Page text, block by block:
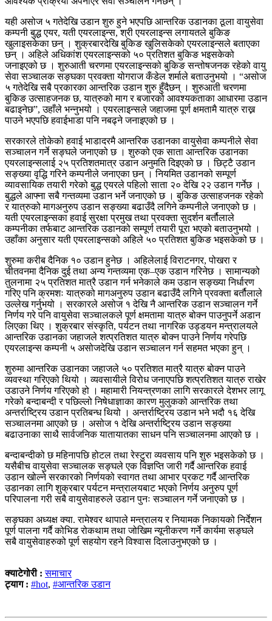
यही असोज ५ गतेदेखि उडान शुरु हुने भएपछि आन्तरिक उडानका ठूला वायुसेवा
कम्पनी बुद्ध एयर, यती एयरलाइन्स, श्री एयरलाइन्स लगायतले बुकिङ
खुलाइसकेका छन् । शुक्रबारदेखि बुकिङ खुलिसकेको एयरलाइन्सले बताएका
छन् । अहिले अधिकांश एयरलाइन्सको ५० प्रतिशत बुकिङ भइसकेको
जनाइएको छ । शुरुआती चरणमा एयरलाइन्सको बुकिङ सन्तोषजनक रहेको वायु
सेवा सञ्चालक सङ्घका प्रवक्ता योगराज कँडेल शर्माले बताउनुभयो । “असोज
५ गतेदेखि सबै प्रकारका आन्तरिक उडान शुरु हुँदैछन् । शुरुआती चरणमा
बुकिङ उत्साहजनक छ, यात्रुको माग र बजारको आवश्यकताका आधारमा उडान
बढाइनेछ”, उहाँले भन्नुभयो । एयरलाइन्सले जहाजमा पूर्ण क्षमतामै यात्रु राख्न
पाउने भएपछि हवाईभाडा पनि नबढ्ने जनाइएको छ ।
सरकारले तोकेको हवाई भाडादरमै आन्तरिक उडानका वायुसेवा कम्पनीले सेवा
सञ्चालन गर्ने सङ्घले जनाएको छ । शुरुको एक साता आन्तरिक उडानका
एयरलाइन्सलाई २५ प्रतिशतमात्र उडान अनुमति दिइएको छ । छिट्टै उडान
सङ्ख्या वृद्धि गरिने कम्पनीले जनाएका छन् । नियमित उडानको सम्पूर्ण
व्यावसायिक तयारी गरेको बुद्ध एयरले पहिलो साता २० देखि २२ उडान गर्नेछ ।
बुद्धले आफ्ना सबै गन्तव्यमा उडान भर्ने जनाएको छ । बुकिङ उत्साहजनक रहेको
र यात्रुको मागअनुरुप उडान सङ्ख्या बढाउँदै लगिने कम्पनीले जनाएको छ ।
यती एयरलाइन्सका हवाई सुरक्षा प्रमुख तथा प्रवक्ता सुदर्शन बर्तौलाले
कम्पनीका तर्फबाट आन्तरिक उडानको सम्पूर्ण तयारी पूरा भएको बताउनुभयो ।
उहाँका अनुसार यती एयरलाइन्सको अहिले ५० प्रतिशत बुकिङ भइसकेको छ ।
शुरुमा करीब दैनिक १० उडान हुनेछ । अहिलेलाई विराटनगर, पोखरा र
चीतवनमा दैनिक दुई तथा अन्य गन्तव्यमा एक–एक उडान गरिनेछ । सामान्यको
तुलनामा २५ प्रतिशत मात्रै उडान गर्न भनेकाले कम उडान सङ्ख्या निर्धारण
गरिए पनि क्रमशः यात्रुको मागअनुरुप उडान बढाउँदै लगिने प्रवक्ता बर्तौलाले
उल्लेख गर्नुभयो । सरकारले असोज १ देखि नै आन्तरिक उडान सञ्चालन गर्ने
निर्णय गरे पनि वायुसेवा सञ्चालकले पूर्ण क्षमतामा यात्रु बोक्न पाउनुपर्ने अडान
लिएका थिए । शुक्रबार संस्कृति, पर्यटन तथा नागरिक उड्डयन मन्त्रालयले
आन्तरिक उडानका जहाजले शत्प्रतिशत यात्रु बोक्न पाउने निर्णय गरेपछि
एयरलाइन्स कम्पनी ५ असोजदेखि उडान सञ्चालन गर्न सहमत भएका हुन् ।
शुरुमा आन्तरिक उडानका जहाजले ५० प्रतिशत मात्रै यात्रु बोक्न पाउने
व्यवस्था गरिएको थियो । व्यवसायीले विरोध जनाएपछि शत्प्रतिशत यात्रु राखेर
उडाउने निर्णय गरिएको हो । महामारी नियन्त्रणका लागि सरकारले देशभर लागू
गरेको बन्दाबन्दी र पछिल्लो निषेधाज्ञाका कारण मुलुकको आन्तरिक तथा
अन्तर्राष्ट्रिय उडान प्रतिबन्ध थियो । अन्तर्राष्ट्रिय उडान भने भदौ १६ देखि
सञ्चालनमा आएको छ । असोज १ देखि अन्तर्राष्ट्रिय उडान सङ्ख्या
बढाउनाका साथै सार्वजनिक यातायातका साधन पनि सञ्चालनमा आएको छ ।
बन्दाबन्दीको छ महिनापछि होटल तथा रेस्टुरा व्यवसाय पनि शुरु भइसकेको छ ।
यसैबीच वायुसेवा सञ्चालक सङ्घले एक विज्ञप्ति जारी गर्दै आन्तरिक हवाई
उडान खोल्ने सरकारको निर्णयको स्वागत तथा आभार प्रकट गर्दै आन्तरिक
उडानका लागि शुक्रबार पर्यटन मन्त्रालयबाट भएको निर्णय अनुरुप पूर्ण
परिपालना गरी सबै वायुसेवाहरुले उडान पुनः सञ्चालन गर्ने जनाएको छ ।
सङ्घका अध्यक्ष क्या. रामेश्वर थापाले मन्त्रालय र नियामक निकायको निर्देशन
पूर्ण पालना गर्दै कोभिड रोकथाम तथा जोखिम न्यूनीकरण गर्ने कार्यमा सङ्घले
सबै वायुसेवाहरुको पूर्ण सहयोग रहने विश्वास दिलाउनुभएको छ ।
क्याटेगोरी :समाचार
ट्याग : #hot, #आन्तरिक उडान